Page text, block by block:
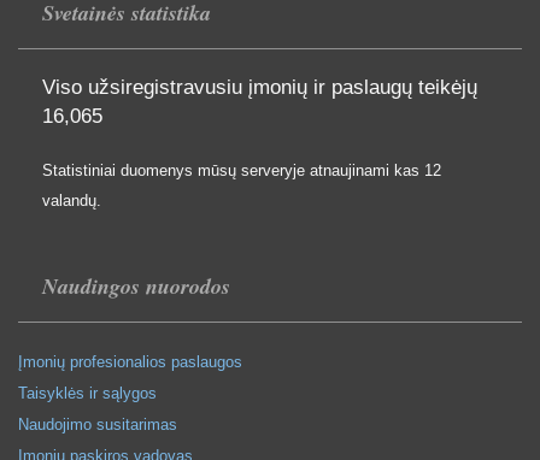
Svetainės statistika
Viso užsiregistravusiu įmonių ir paslaugų teikėjų
16,065
Statistiniai duomenys mūsų serveryje atnaujinami kas 12
valandų.
Naudingos nuorodos
Įmonių profesionalios paslaugos
Taisyklės ir sąlygos
Naudojimo susitarimas
Įmonių paskiros vadovas